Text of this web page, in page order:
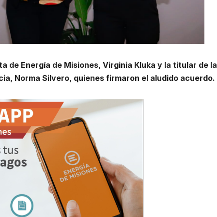
Energía de Misiones, Virginia Kluka y la titular de la
Norma Silvero, quienes firmaron el aludido acuerdo.